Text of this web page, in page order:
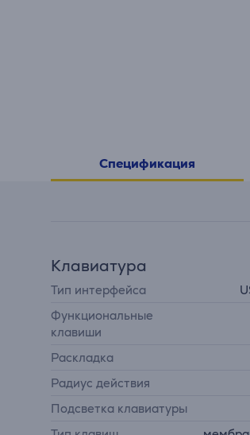
Спецификация
Клавиатура
Тип интерфейса
Функциональные
клавиши
Раскладка
Радиус действия
Подсветка клавиатуры